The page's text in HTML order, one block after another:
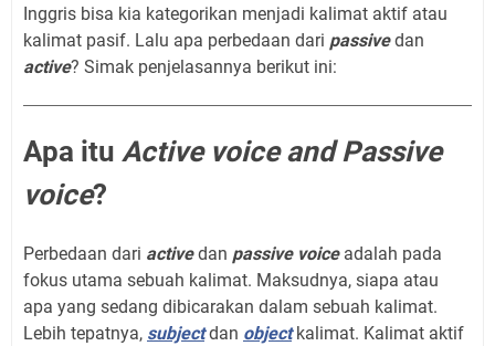
Inggris bisa kia kategorikan menjadi kalimat aktif atau
kalimat pasif. Lalu apa perbedaan dari passivedan
active? Simak penjelasannya berikut ini:
Apa itu Active voice and Passive
voice?
Perbedaan dari activedan passive voiceadalah pada
fokus utama sebuah kalimat. Maksudnya, siapa atau
apa yang sedang dibicarakan dalam sebuah kalimat.
Lebih tepatnya, subjectdan objectkalimat. Kalimat aktif